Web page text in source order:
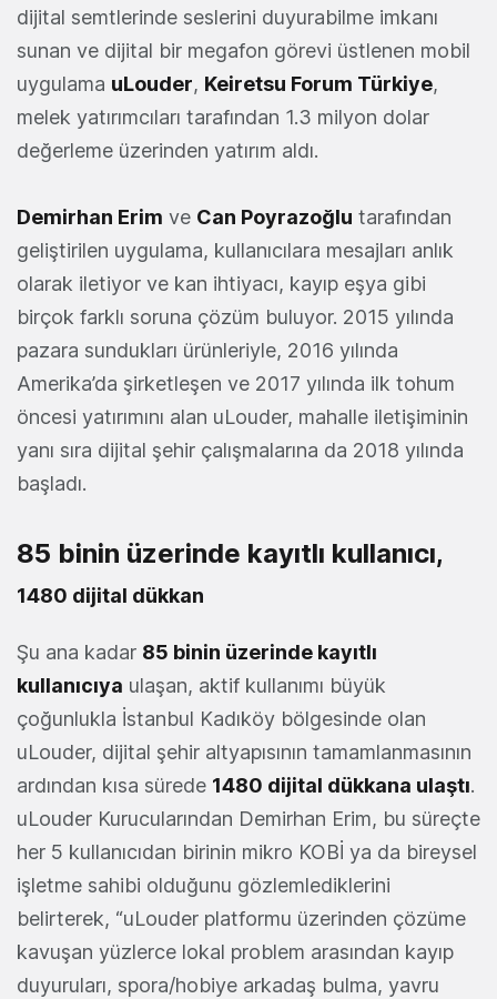
dijital semtlerinde seslerini duyurabilme imkanı
sunan ve dijital bir megafon görevi üstlenen mobil
uygulama uLouder, Keiretsu Forum Türkiye,
melek yatırımcıları tarafından 1.3 milyon dolar
değerleme üzerinden yatırım aldı.
Demirhan Erim ve Can Poyrazoğlu tarafından
geliştirilen uygulama, kullanıcılara mesajları anlık
olarak iletiyor ve kan ihtiyacı, kayıp eşya gibi
birçok farklı soruna çözüm buluyor. 2015 yılında
pazara sundukları ürünleriyle, 2016 yılında
Amerika’da şirketleşen ve 2017 yılında ilk tohum
öncesi yatırımını alan uLouder, mahalle iletişiminin
yanı sıra dijital şehir çalışmalarına da 2018 yılında
başladı.
85 binin üzerinde kayıtlı kullanıcı,
1480 dijital dükkan
Şu ana kadar 85 binin üzerinde kayıtlı
kullanıcıya ulaşan, aktif kullanımı büyük
çoğunlukla İstanbul Kadıköy bölgesinde olan
uLouder, dijital şehir altyapısının tamamlanmasının
ardından kısa sürede 1480 dijital dükkana ulaştı.
uLouder Kurucularından Demirhan Erim, bu süreçte
her 5 kullanıcıdan birinin mikro KOBİ ya da bireysel
işletme sahibi olduğunu gözlemlediklerini
belirterek, “uLouder platformu üzerinden çözüme
kavuşan yüzlerce lokal problem arasından kayıp
duyuruları, spora/hobiye arkadaş bulma, yavru